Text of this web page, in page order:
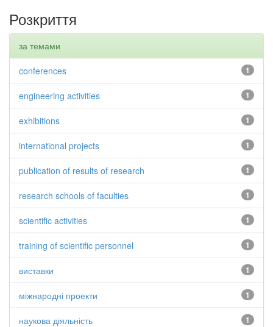
Розкриття
за темами
1
conferences
1
engineering activities
1
exhibitions
1
international projects
1
publication of results of research
1
research schools of faculties
1
scientific activities
1
training of scientific personnel
1
виставки
1
міжнародні проекти
1
наукова діяльність